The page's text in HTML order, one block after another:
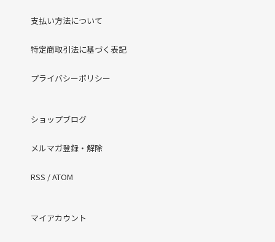
支払い方法について
特定商取引法に基づく表記
プライバシーポリシー
ショップブログ
メルマガ登録・解除
RSS /ATOM
マイアカウント